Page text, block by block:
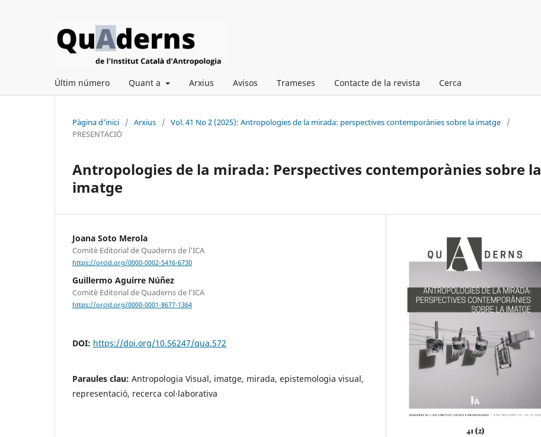
Últim número Quant a Arxius Avisos Trameses Contacte de la revista Cerca
Pàgina d'inici / Arxius / Vol. 41 No 2 (2025): Antropologies de la mirada: perspectives contemporànies sobre la imatge
/
PRESENTACIÓ
Antropologies de la mirada: Perspectives contemporànies sobre la
imatge
Joana Soto Merola
Comitè Editorial de Quaderns de l’ICA
https://orcid.org/0000-0002-5416-6730
Guillermo Aguirre Núñez
Comitè Editorial de Quaderns de l’ICA
https://orcid.org/0000-0001-8677-1364
DOI: https://doi.org/10.56247/qua.572
Paraules clau: Antropologia Visual, imatge, mirada, epistemologia visual,
representació, recerca col·laborativa